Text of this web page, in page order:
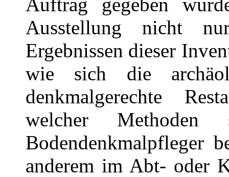
Ausstellung nicht
Ergebnissen dieser
wie sich die
denkmalgerechte
welcher
Bodendenkmalpfleger
anderem im Abt- oder